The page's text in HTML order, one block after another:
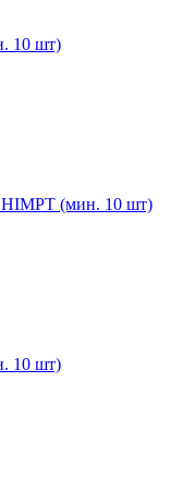
10 шт)
HIMPT (мин. 10 шт)
10 шт)